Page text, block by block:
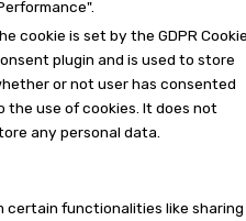
cookie is set by the GDPR
plugin and is used to store
or not user has consented
the use of cookies. It does not
any personal data.
certain functionalities like sharing